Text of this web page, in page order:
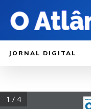
JORNAL DIGITAL
1 / 4